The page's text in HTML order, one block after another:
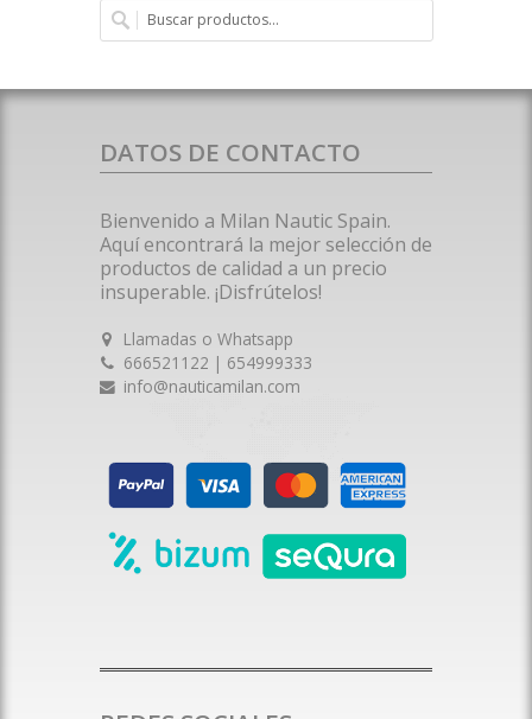
DATOS DE CONTACTO
Bienvenido a Milan Nautic Spain.
Aquí encontrará la mejor selección de
productos de calidad a un precio
insuperable. ¡Disfrútelos!
Llamadas o Whatsapp
666521122 | 654999333
info@nauticamilan.com